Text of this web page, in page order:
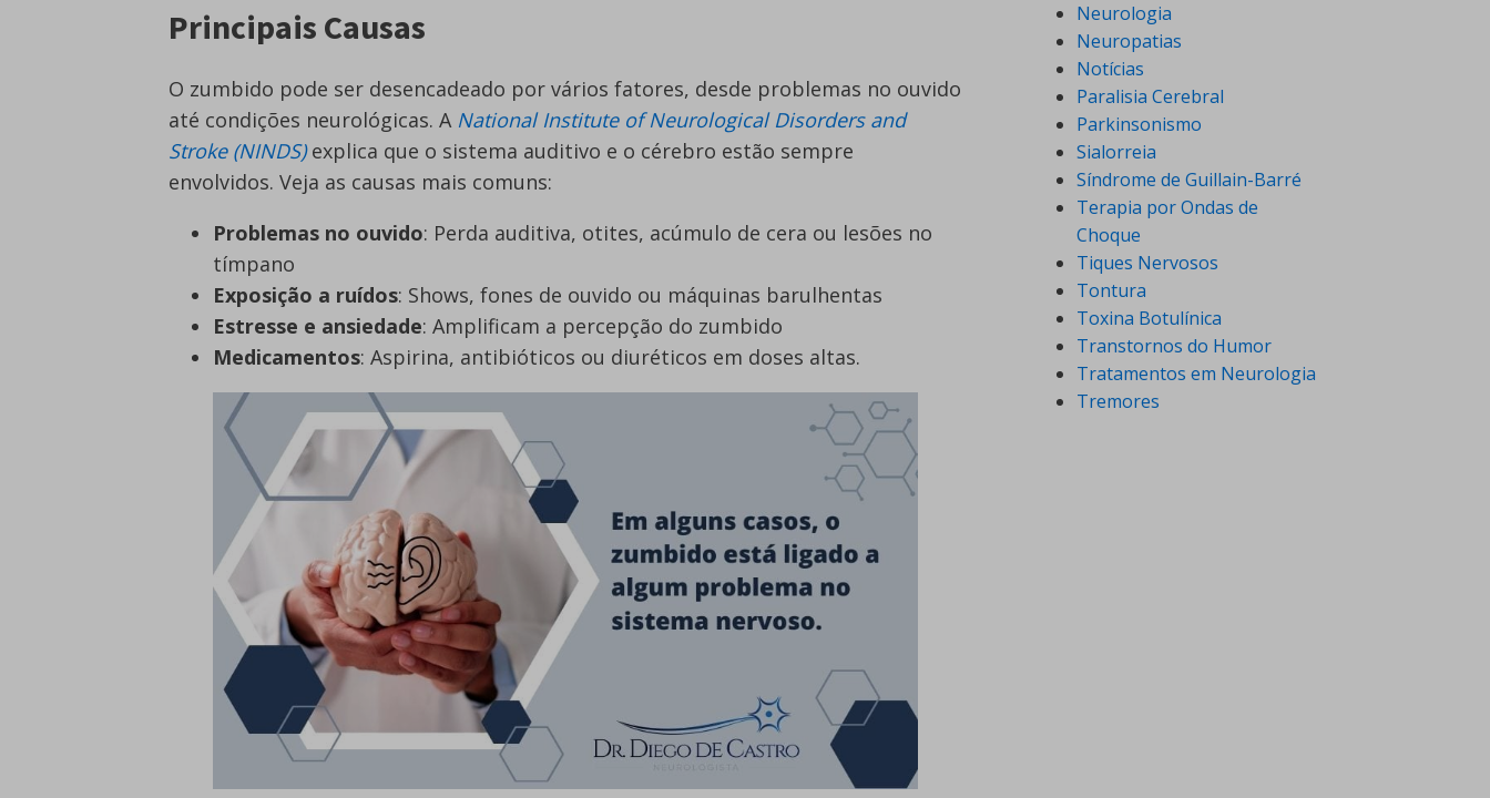
Principais Causas
O zumbido pode ser desencadeado por vários fatores, desde problemas no ouvido
até condições neurológicas. A National Institute of Neurological Disorders and
Stroke (NINDS)explica que o sistema auditivo e o cérebro estão sempre
envolvidos. Veja as causas mais comuns:
Problemas no ouvido: Perda auditiva, otites, acúmulo de cera ou lesões no
tímpano
Exposição a ruídos: Shows, fones de ouvido ou máquinas barulhentas
Estresse e ansiedade: Amplificam a percepção do zumbido
Medicamentos: Aspirina, antibióticos ou diuréticos em doses altas.
Neurologia
Neuropatias
Notícias
Paralisia Cerebral
Parkinsonismo
Sialorreia
Síndrome de Guillain-Barré
Terapia por Ondas de
Choque
Tiques Nervosos
Tontura
Toxina Botulínica
Transtornos do Humor
Tratamentos em Neurologia
Tremores